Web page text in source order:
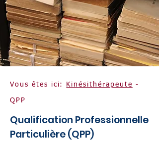
Vous êtes ici: Kinésithérapeute -
QPP
Qualification Professionnelle
Particulière (QPP)